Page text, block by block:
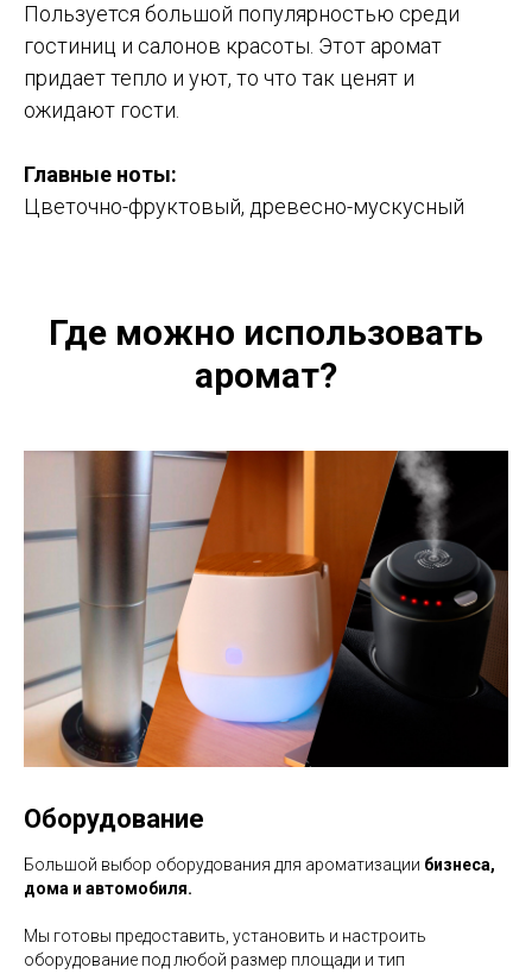
Пользуется большой популярностью среди
гостиниц и салонов красоты. Этот аромат
придает тепло и уют, то что так ценят и
ожидают гости.
Главные ноты:
Цветочно-фруктовый, древесно-мускусный
Где можно использовать
аромат?
Оборудование
Большой выбор оборудования для ароматизации бизнеса,
дома и автомобиля.
Мы готовы предоставить, установить и настроить
оборудование под любой размер площади и тип